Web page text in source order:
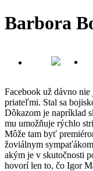
Barbora
Facebook už dávno
priateľmi. Stal sa
Dôkazom je napríklad
mu umožňuje rýchlo
Môže tam byť
žoviálnym
akým je v skutočnosti
hovorí len to, čo Igor